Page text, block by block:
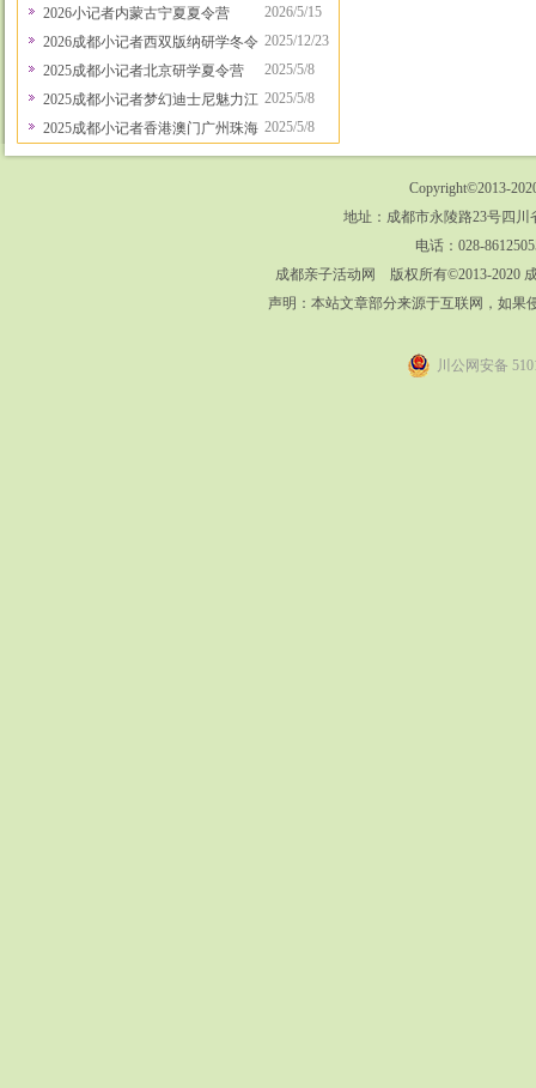
亲子活动接待中……
2024/9/19
2026小记者内蒙古宁夏夏令营
2026/5/15
2026成都小记者西双版纳研学冬令营2025/12/23
2025成都小记者北京研学夏令营
2025/5/8
2025成都小记者梦幻迪士尼魅力江南行夏令营
2025/5/8
2025成都小记者香港澳门广州珠海采风行
2025/5/8
Copyright©2013-
地址：成都市永陵路23号四
电话：028-
成都亲子活动网 版权所有©2013-2020
声明：本站文章部分来源于互联网，如果
川公网安备